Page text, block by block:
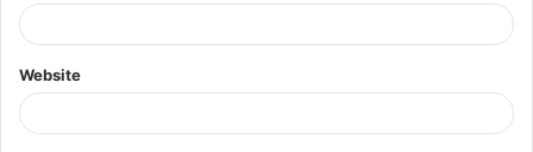
Website